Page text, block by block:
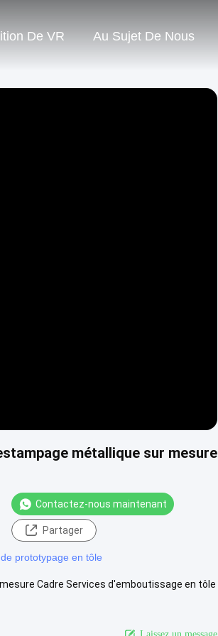
De VR Au Sujet De Nous
métallique sur mesure
Contactez-nous maintenant
Partager
prototypage en tôle
Cadre Services d'emboutissage en tôle
Laissez un message